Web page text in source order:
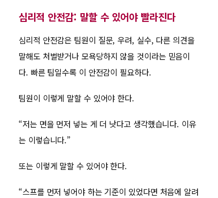
심리적 안전감: 말할 수 있어야 빨라진다
심리적 안전감은 팀원이 질문, 우려, 실수, 다른 의견을
말해도 처벌받거나 모욕당하지 않을 것이라는 믿음이
다. 빠른 팀일수록 이 안전감이 필요하다.
팀원이 이렇게 말할 수 있어야 한다.
“저는 면을 먼저 넣는 게 더 낫다고 생각했습니다. 이유
는 이렇습니다.”
또는 이렇게 말할 수 있어야 한다.
“스프를 먼저 넣어야 하는 기준이 있었다면 처음에 알려